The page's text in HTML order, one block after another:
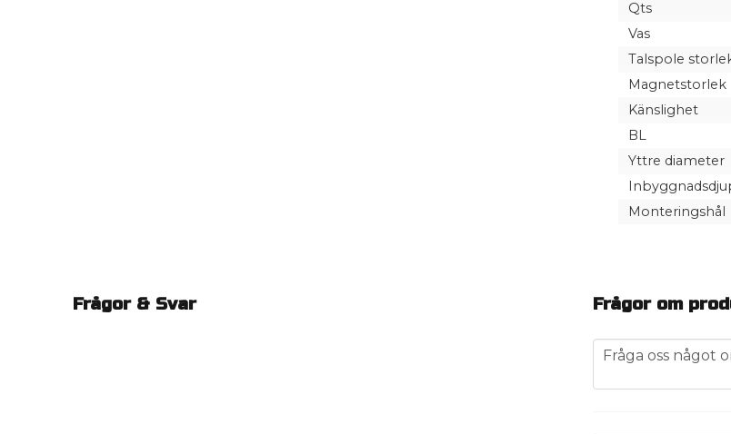
Qts
Vas
Talspole
Magnetstorlek
Känslighet
BL
Yttre diameter
Monteringshål
Frågor & Svar Frågor om
question
Fråga oss något